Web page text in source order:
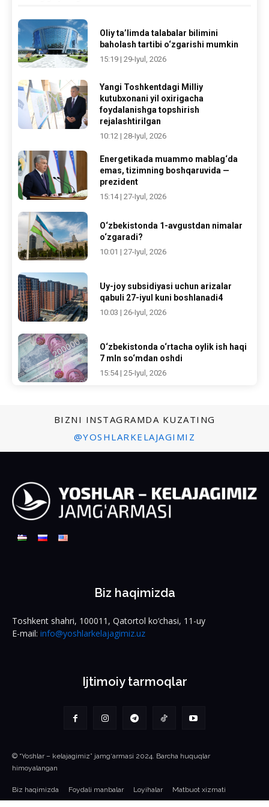
Oliy ta’limda talabalar bilimini
baholash tartibi o‘zgarishi mumkin
15:19 | 29-Iyul, 2026
Yangi Toshkentdagi Milliy
kutubxonani yil oxirigacha
foydalanishga topshirish
rejalashtirilgan
10:12 | 28-Iyul, 2026
Energetikada muammo mablag‘da
emas, tizimning boshqaruvida —
prezident
15:14 | 27-Iyul, 2026
O‘zbekistonda 1-avgustdan nimalar
o‘zgaradi?
10:01 | 27-Iyul, 2026
Uy-joy subsidiyasi uchun arizalar
qabuli 27-iyul kuni boshlanadi4
10:03 | 26-Iyul, 2026
O‘zbekistonda o‘rtacha oylik ish haqi
7 mln so‘mdan oshdi
15:54 | 25-Iyul, 2026
BIZNI INSTAGRAMDA KUZATING
@YOSHLARKELAJAGIMIZ
Biz haqimizda
Toshkent shahri, 100011, Qatortol ko‘chasi, 11-uy
E-mail: info@yoshlarkelajagimiz.uz
Ijtimoiy tarmoqlar
© “Yoshlar – kelajagimiz” jamg‘armasi 2024. Barcha huquqlar
himoyalangan
Biz haqimizda Foydali manbalar Loyihalar Matbuot xizmati